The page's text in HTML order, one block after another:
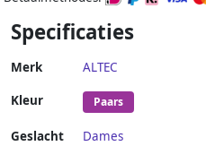
Specificaties
Merk ALTEC
Kleur Paars
Geslacht
Dames